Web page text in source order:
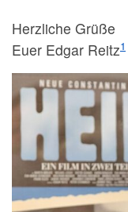
Herzliche Grüße
Euer Edgar Reitz1